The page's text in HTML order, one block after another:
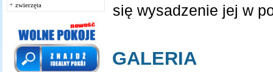
zwierzęta
się wysadzenie jej w
GALERIA